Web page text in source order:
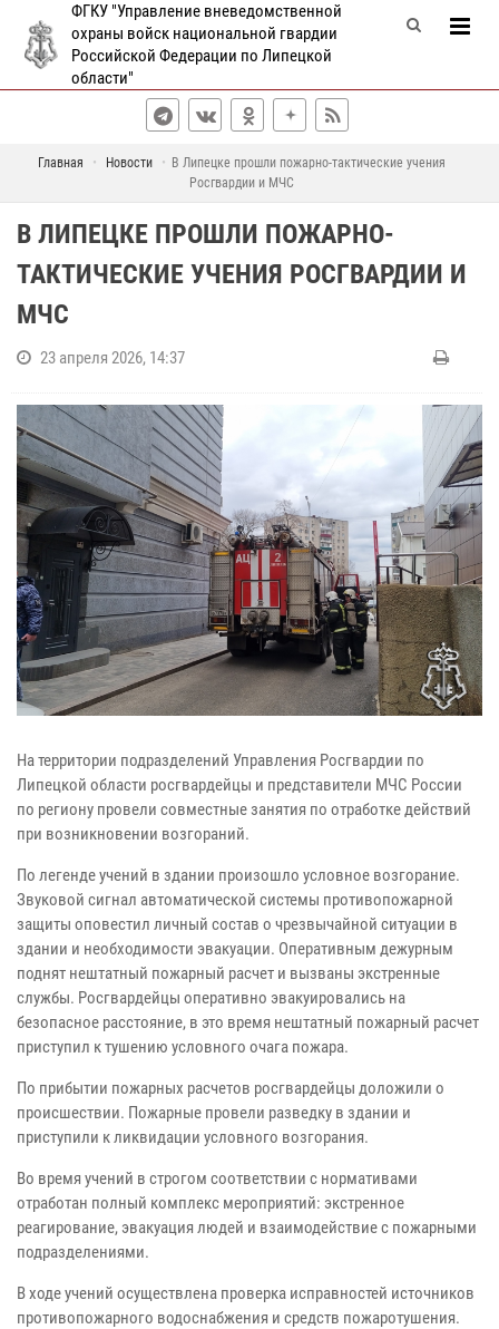
ФГКУ "Управление вневедомственной
охраны войск национальной гвардии
Российской Федерации по Липецкой
области"
Главная Новости
В Липецке прошли пожарно-тактические учения
Росгвардии и МЧС
В ЛИПЕЦКЕ ПРОШЛИ ПОЖАРНО-
ТАКТИЧЕСКИЕ УЧЕНИЯ РОСГВАРДИИ И
МЧС
23 апреля 2026, 14:37
На территории подразделений Управления Росгвардии по
Липецкой области росгвардейцы и представители МЧС России
по региону провели совместные занятия по отработке действий
при возникновении возгораний.
По легенде учений в здании произошло условное возгорание.
Звуковой сигнал автоматической системы противопожарной
защиты оповестил личный состав о чрезвычайной ситуации в
здании и необходимости эвакуации. Оперативным дежурным
поднят нештатный пожарный расчет и вызваны экстренные
службы. Росгвардейцы оперативно эвакуировались на
безопасное расстояние, в это время нештатный пожарный расчет
приступил к тушению условного очага пожара.
По прибытии пожарных расчетов росгвардейцы доложили о
происшествии. Пожарные провели разведку в здании и
приступили к ликвидации условного возгорания.
Во время учений в строгом соответствии с нормативами
отработан полный комплекс мероприятий: экстренное
реагирование, эвакуация людей и взаимодействие с пожарными
подразделениями.
В ходе учений осуществлена проверка исправностей источников
противопожарного водоснабжения и средств пожаротушения.